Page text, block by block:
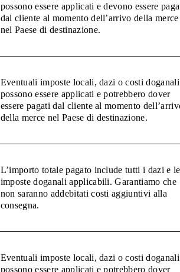
possono essere applicati e devono essere
dal cliente al momento dell’arrivo della merce
nel Paese di destinazione.
Eventuali imposte locali, dazi o costi doganali
possono essere applicati e potrebbero dover
essere pagati dal cliente al momento
della merce nel Paese di destinazione.
L’importo totale pagato include tutti i dazi e le
imposte doganali applicabili. Garantiamo che
non saranno addebitati costi aggiuntivi alla
consegna.
Eventuali imposte locali, dazi o costi doganali
possono essere applicati e potrebbero dover